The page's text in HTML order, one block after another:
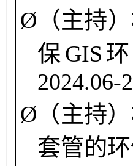
Ø （主持）
保GIS
2024.06-
Ø （主持）
套管的